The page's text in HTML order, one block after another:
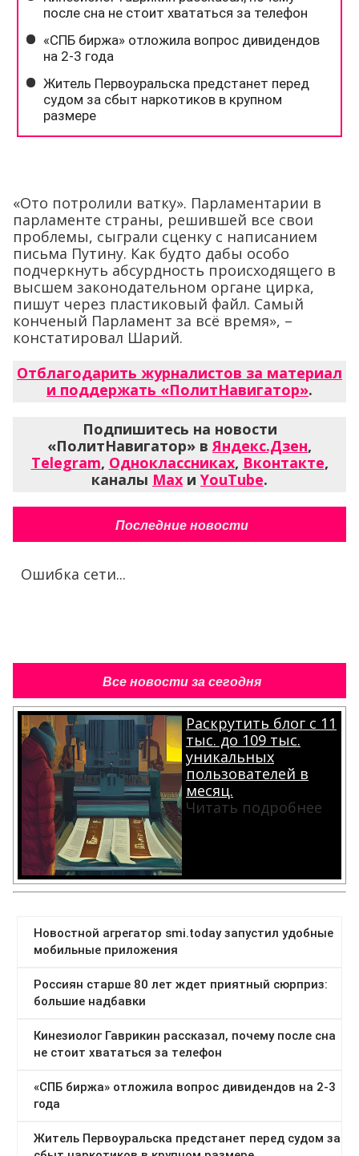
«Ото потролили ватку». Парламентарии в
парламенте страны, решившей все свои
проблемы, сыграли сценку с написанием
письма Путину. Как будто дабы особо
подчеркнуть абсурдность происходящего в
высшем законодательном органе цирка,
пишут через пластиковый файл. Самый
конченый Парламент за всё время», –
констатировал Шарий.
Отблагодарить журналистов за материал
и поддержать «ПолитНавигатор».
Подпишитесь на новости
«ПолитНавигатор» в Яндекс.Дзен,
Telegram, Одноклассниках, Вконтакте,
каналы Max и YouTube.
Последние новости
Ошибка сети...
Все новости за сегодня
Раскрутить блог с 11
тыс. до 109 тыс.
уникальных
пользователей в
месяц.
Читать подробнее